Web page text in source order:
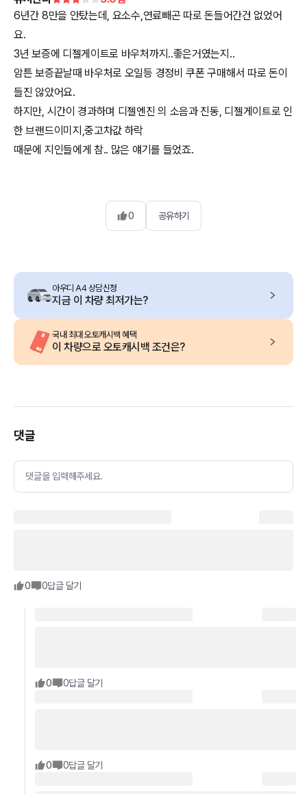
6년간 8만을 안탔는데, 요소수,연료빼곤 따로 돈들어간건 없었어
요.
3년 보증에 디젤게이트로 바우처까지..좋은거였는지..
암튼 보증끝날때 바우처로 오일등 경정비 쿠폰 구매해서 따로 돈이
들진 않았어요.
하지만, 시간이 경과하며 디젤엔진 의 소음과 진동, 디젤게이트로 인
한 브랜드이미지,중고차값 하락
때문에 지인들에게 참.. 많은 얘기를 들었죠.
0 공유하기
아우디 A4 상담신청
지금 이 차량 최저가는?
국내 최대 오토캐시백 혜택
이 차량으로 오토캐시백 조건은?
댓글
댓글을 입력해주세요.
0 0답글 달기
0 0답글 달기
0 0답글 달기